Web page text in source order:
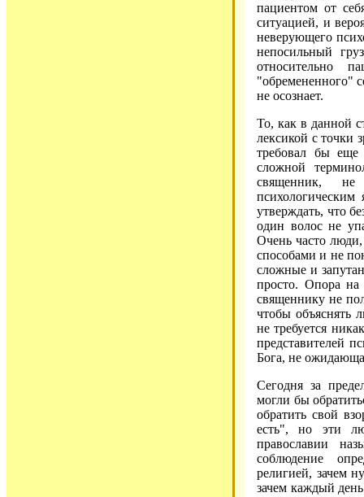
пациентом от
ситуацией, и
неверующего
непосильный
относительно
"обремененного"
не осознает.
То, как в данной
лексикой с точки
требовал бы еще
сложной
священник, не
утверждать, что
один волос не
Очень часто
способами и не
сложные и
просто. Опора на
священнику не
чтобы объяснять
не требуется
представителей
Бога, не
Сегодня за
могли бы
обратить свой
есть", но эти
православии
соблюдение
религией, зачем
зачем каждый